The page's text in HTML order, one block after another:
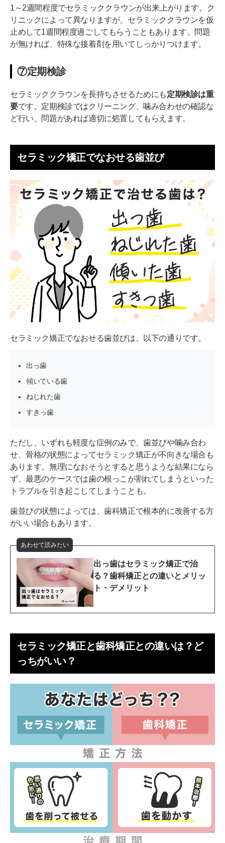
1～2週間程度でセラミッククラウンが出来上がります。ク
リニックによって異なりますが、セラミッククラウンを仮
止めして1週間程度過ごしてもらうこともあります。問題
が無ければ、特殊な接着剤を用いてしっかりつけます。
⑦定期検診
セラミッククラウンを長持ちさせるためにも定期検診は重
要です。定期検診ではクリーニング、噛み合わせの確認な
ど行い、問題があれば適切に処置してもらえます。
セラミック矯正でなおせる歯並び
セラミック矯正でなおせる歯並びは、以下の通りです。
出っ歯
傾いている歯
ねじれた歯
すきっ歯
ただし、いずれも軽度な症例のみで、歯並びや噛み合わ
せ、骨格の状態によってセラミック矯正が不向きな場合も
あります。無理になおそうとすると思うような結果になら
ず、最悪のケースでは歯の根っこが割れてしまうといった
トラブルを引き起こしてしまうことも。
歯並びの状態によっては、歯科矯正で根本的に改善する方
がいい場合もあります。
あわせて読みたい
出っ歯はセラミック矯正で治
る？歯科矯正との違いとメリッ
ト・デメリット
セラミック矯正と歯科矯正との違いは？ど
っちがいい？